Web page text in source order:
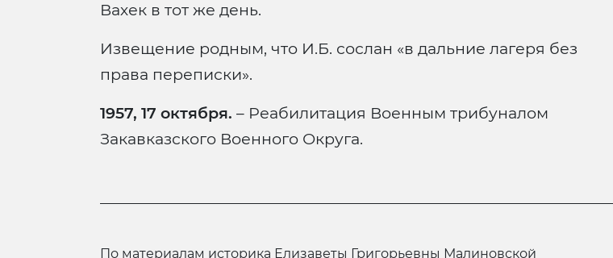
Вахек в тот же день.
Извещение родным, что И.Б. сослан «в дальние лагеря без
права переписки».
1957, 17 октября. – Реабилитация Военным трибуналом
Закавказского Военного Округа.
по материалам историка Елизаветы Григорьевны Малиновской